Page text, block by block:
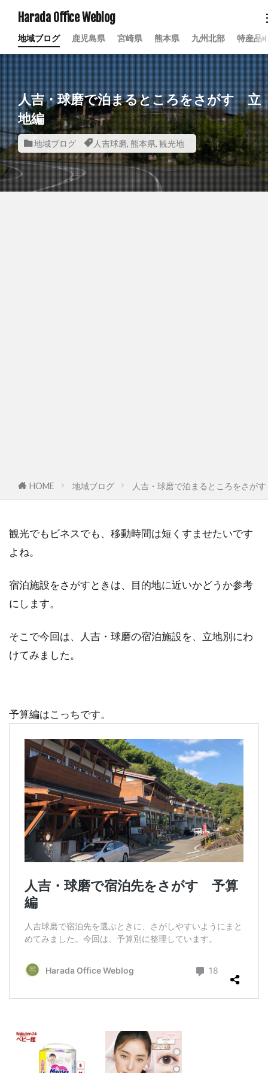
Harada Office Weblog
地域ブログ 鹿児島県 宮崎県 熊本県 九州北部 特産品
人吉・球磨で泊まるところをさがす 立
地編
地域ブログ 人吉球磨, 熊本県, 観光地
HOME 地域ブログ 人吉・球磨で泊まるところをさが
観光でもビネスでも、移動時間は短くすませたいです
よね。
宿泊施設をさがすときは、目的地に近いかどうか参考
にします。
そこで今回は、人吉・球磨の宿泊施設を、立地別にわ
けてみました。
予算編はこっちです。